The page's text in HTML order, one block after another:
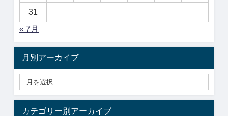
31
« 7月
月別アーカイブ
カテゴリー別アーカイブ